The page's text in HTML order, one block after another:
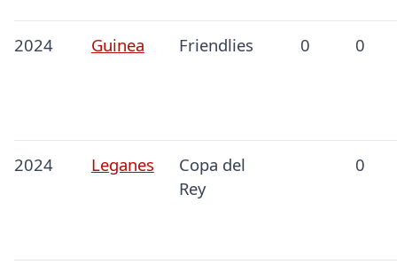
2024 Guinea Friendlies 0 0
2024 Leganes
Copa del
Rey
0